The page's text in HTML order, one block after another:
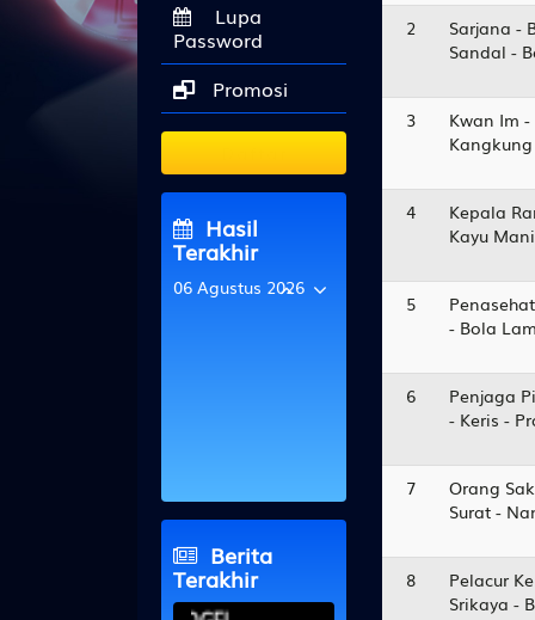
Lupa
Password
Promosi
Hasil
Terakhir
06 Agustus 2026
2359
Berita
Terakhir
2
Sarjana -
Sandal -
3
Kwan Im
4
Kepala
Kayu
5
- Bola
6
Penjaga
- Keris -
7
Orang
Surat -
8
Pelacur
Srikaya -